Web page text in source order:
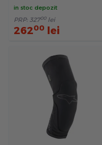
in stoc depozit
PRP: 32700 lei
26200 lei